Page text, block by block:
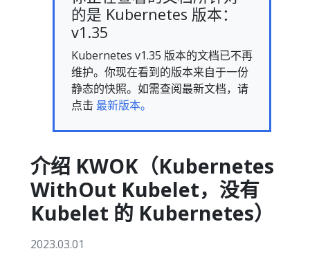
的是 Kubernetes 版本：
v1.35
Kubernetes v1.35 版本的文档已不再
维护。你现在看到的版本来自于一份
静态的快照。如需查阅最新文档，请
点击 最新版本。
介绍 KWOK（Kubernetes
WithOut Kubelet，没有
Kubelet 的 Kubernetes）
2023.03.01